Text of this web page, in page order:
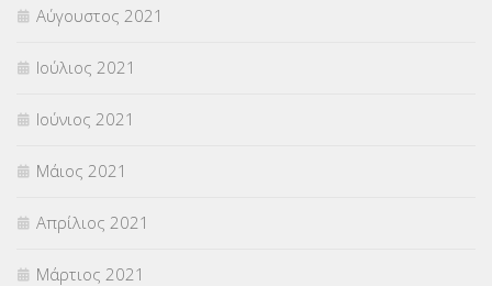
Αύγουστος 2021
Ιούλιος 2021
Ιούνιος 2021
Μάιος 2021
Απρίλιος 2021
Μάρτιος 2021